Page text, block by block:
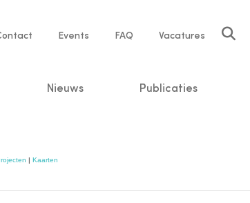
Events FAQ Vacatures
Nieuws Publicaties
| Kaarten